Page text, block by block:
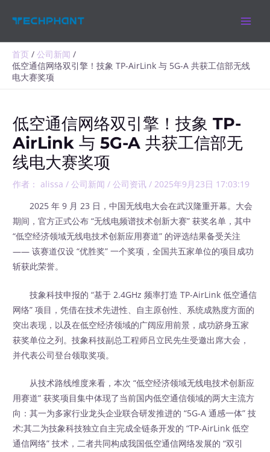
首页
公司新闻
低空通信网络双引擎！技象 TP-AirLink 与 5G-A 共获工信部无线
电大赛奖项
低空通信网络双引擎！技象 TP-
AirLink 与 5G-A 共获工信部无
线电大赛奖项
作者： alissa/公司新闻 /公司资讯 /2025年9月23日 17:03:19
2025 年 9 月 23 日，中国无线电大会在武汉隆重开幕。大会
期间，官方正式公布 “无线电频谱技术创新大赛” 获奖名单，其中
“低空经济领域无线电技术创新应用赛道” 的评选结果备受关注
—— 该赛道仅设 “优胜奖” 一个奖项，全国共五家单位的项目成功
斩获此荣誉。​
技象科技申报的 “基于 2.4GHz 频率打造 TP-AirLink 低空通信
网络” 项目，凭借在技术先进性、自主原创性、系统成熟度方面的
突出表现，以及在低空经济领域的广阔应用前景，成功跻身五家
获奖单位之列。技象科技副总工程师吕立民先生受邀出席大会，
并代表公司登台领取奖项。​
从技术路线维度来看，本次 “低空经济领域无线电技术创新应
用赛道” 获奖项目集中体现了当前国内低空通信领域的两大主流方
向：其一为多家行业龙头企业联合研发推进的 “5G-A 通感一体” 技
术;其二为技象科技独立自主完成全链条开发的 “TP-AirLink 低空
通信网络” 技术，二者共同构成我国低空通信网络发展的 “双引